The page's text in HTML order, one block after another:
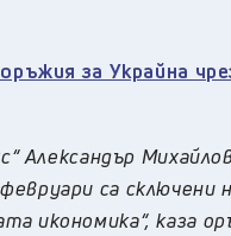
за Украйна
Александър
са сключени
икономика“, каза